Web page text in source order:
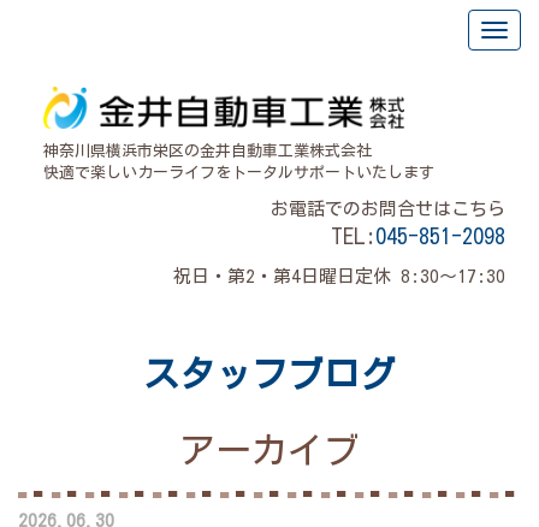
神奈川県横浜市栄区の金井自動車工業株式会社
快適で楽しいカーライフをトータルサポートいたします
お電話でのお問合せはこちら
TEL: 045-851-2098
祝日・第2・第4日曜日定休 8:30～17:30
スタッフブログ
アーカイブ
2026.06.30